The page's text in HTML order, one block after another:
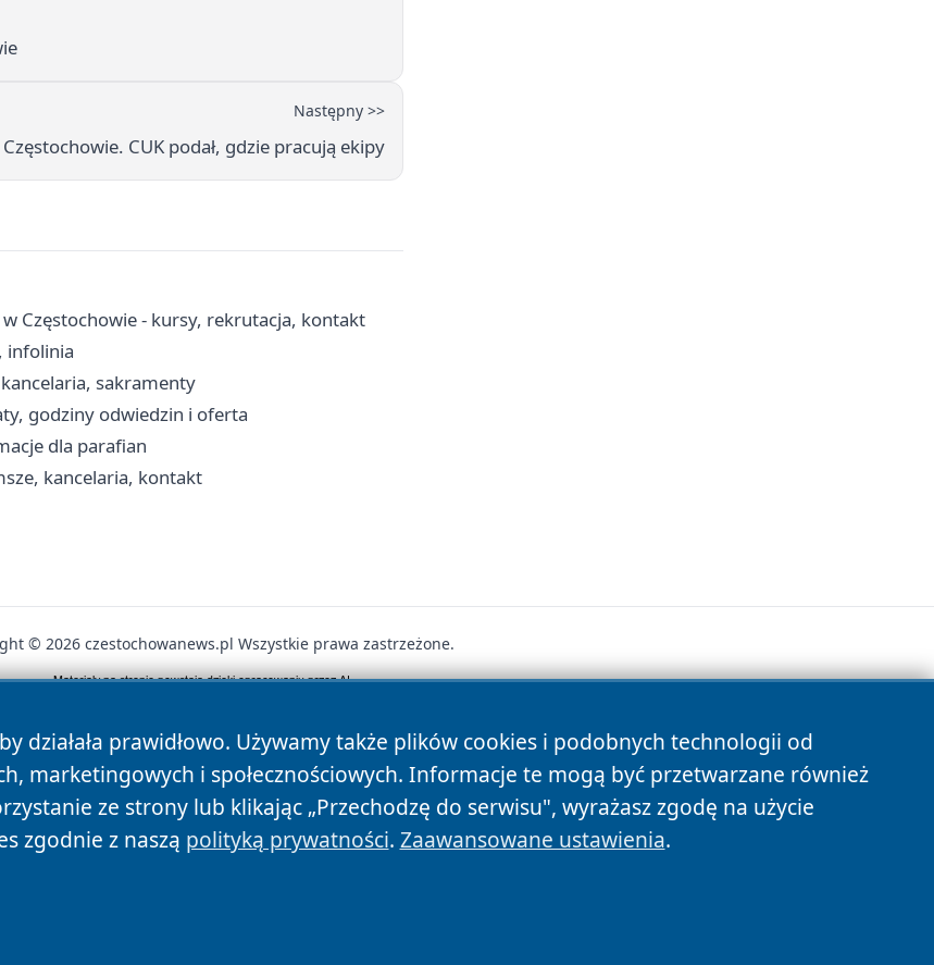
Następny >>
CUK podał, gdzie pracują ekipy
Częstochowie - kursy, rekrutacja, kontakt
infolinia
sakramenty
godziny odwiedzin i oferta
dla parafian
kancelaria, kontakt
działała prawidłowo. Używamy także plików cookies i podobnych technologii od
marketingowych i społecznościowych. Informacje te mogą być przetwarzane również
ze strony lub klikając „Przechodzę do serwisu", wyrażasz zgodę na użycie
zgodnie z naszą polityką prywatności. Zaawansowane ustawienia.
© 2026 czestochowanews.pl Wszystkie prawa zastrzeżone.